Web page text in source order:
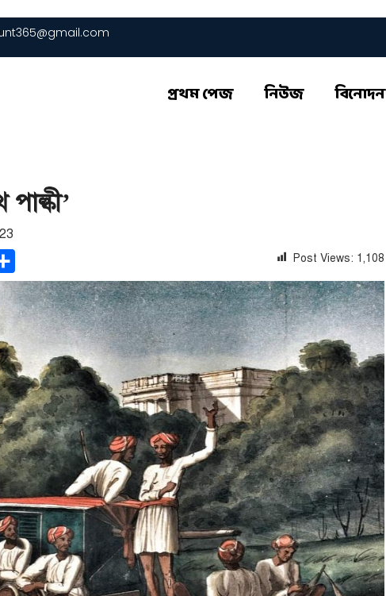
প্রথম পেজ নিউজ বিনোদন
Post Views: 1,108